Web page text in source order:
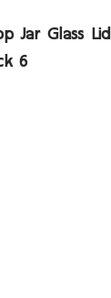
Jar Glass Lid
6